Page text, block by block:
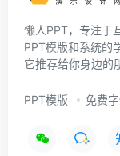
懒人PPT，专注于
PPT模版和系统的
它推荐给你身边的
PPT模版 免费